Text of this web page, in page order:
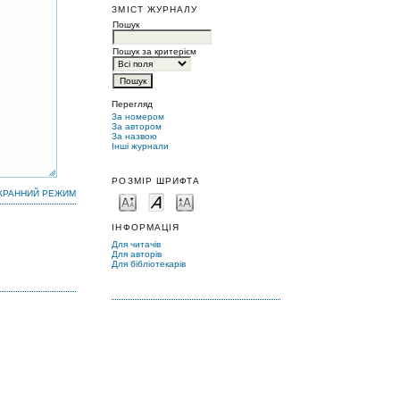
ЗМІСТ ЖУРНАЛУ
Пошук
Пошук за критерієм
Перегляд
За номером
За автором
За назвою
Інші журнали
РОЗМІР ШРИФТА
ІНФОРМАЦІЯ
Для читачів
Для авторів
Для бібліотекарів
РЕЖИМ